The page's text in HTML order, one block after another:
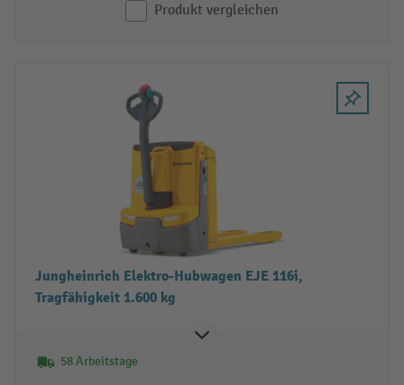
Produkt vergleichen
Jungheinrich Elektro-Hubwagen EJE 116i,
Tragfähigkeit 1.600 kg
58 Arbeitstage